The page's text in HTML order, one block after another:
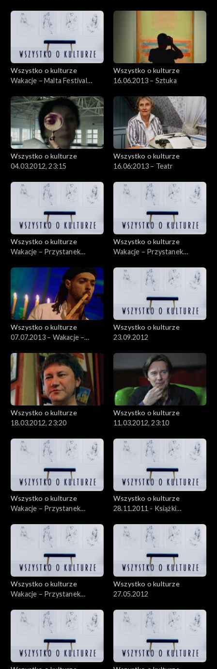
30.07.2012
Wszystko o kulturze
Wakacje – Malta Festival
15.07.2012
Wszystko o kulturze
16.06.2013 – Sztuka
Wszystko o kulturze
04.03.2012, 23:15
Wszystko o kulturze
16.06:2013 – Teatr
Wszystko o kulturze
Wakacje – Przystanek
Wszystko o kulturze
Wakacje – Przystanek
cz.2
Wszystko o kulturze
07.07.2013 – Wakacje –
Wszystko o kulturze
23.09.2012
Wszystko o kulturze
18.03.2012, 23:20
Wszystko o kulturze
11.03.2012, 23:10
Wszystko o kulturze
Wakacje – Przystanek
cz.1
Wszystko o kulturze
28.11.2011 - Książki
poważnie”
Wszystko o kulturze
Wakacje – Przystanek
Wszystko o kulturze
27.05.2012